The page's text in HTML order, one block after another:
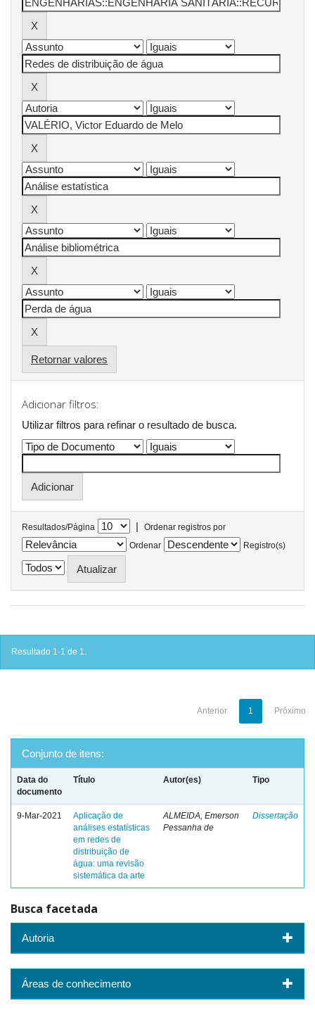
Retornar valores
Adicionar filtros:
Utilizar filtros para refinar o resultado de busca.
Resultados/Página |
Ordenar registros por
Ordenar
Registro(s)
Resultado 1-1 de 1.
Anterior 1 Próximo
Conjunto de itens:
Data do
documento
Título Autor(es) Tipo
9-Mar-2021
Aplicação de
análises estatísticas
em redes de
distribuição de
água: uma revisão
sistemática da arte
ALMEIDA, Emerson
Pessanha de
Dissertação
Busca facetada
Autoria
Áreas de conhecimento